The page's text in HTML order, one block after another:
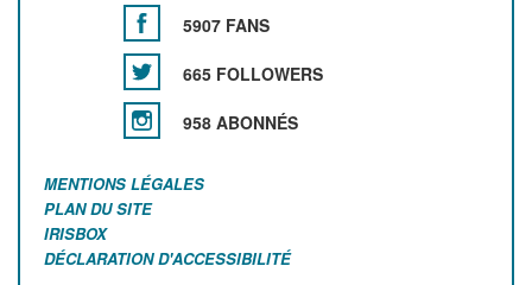
5907 FANS
665 FOLLOWERS
958 ABONNÉS
MENTIONS LÉGALES
PLAN DU SITE
IRISBOX
DÉCLARATION D'ACCESSIBILITÉ